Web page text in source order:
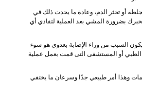
بجلطة أو تخثر الدم، وعادة ما يحدث ذلك في
بضرورة المشي بعد العملية لتفادي أي
السبب من وراء الإصابة بعدوى هو سوء
الطبي أو المستشفى التى قمت بعمل عملية
وهذا أمر طبيعي جدًا وسرعان ما يختفي